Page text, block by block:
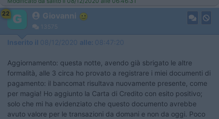
22
Giovanni
13575
Inserito il 08/12/2020 alle: 08:47:20
Aggiornamento: questa notte, avendo già sbrigato le altre
formalità, alle 3 circa ho provato a registrare i miei documenti di
pagamento: il bancomat risultava nuovamente presente, come
per magia! Ho aggiunto la Carta di Credito con esito positivo;
solo che mi ha evidenziato che questo documento avrebbe
avuto valore per le transazioni da domani e non da oggi. Poco